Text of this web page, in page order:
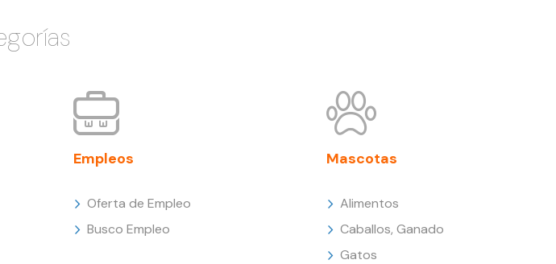
Empleos
Oferta de Empleo
Busco Empleo
Mascotas
Alimentos
Caballos, Ganado
Gatos